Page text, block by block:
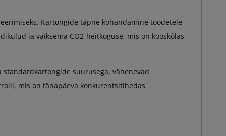
Kartongide täpne kohandamine toodetele
ja väiksema CO2-heitkoguse, mis on kooskõlas
suurusega, vähenevad
mis on tänapäeva konkurentsitihedas